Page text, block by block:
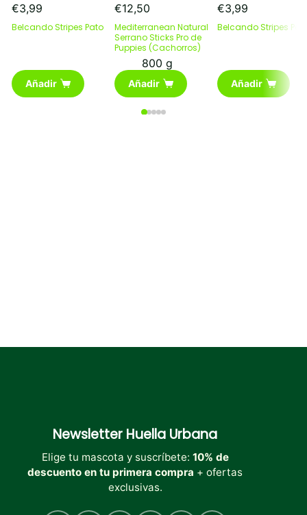
€3,99
Belcando Stripes Pato
Añadir
€12,50
Mediterranean Natural
Serrano Sticks Pro de
Puppies (Cachorros)
800 g
Añadir
€3,99
Belcando Stripes
Añadir
Newsletter Huella Urbana
Elige tu mascota y suscríbete: 10% de
descuento en tu primera compra + ofertas
exclusivas.